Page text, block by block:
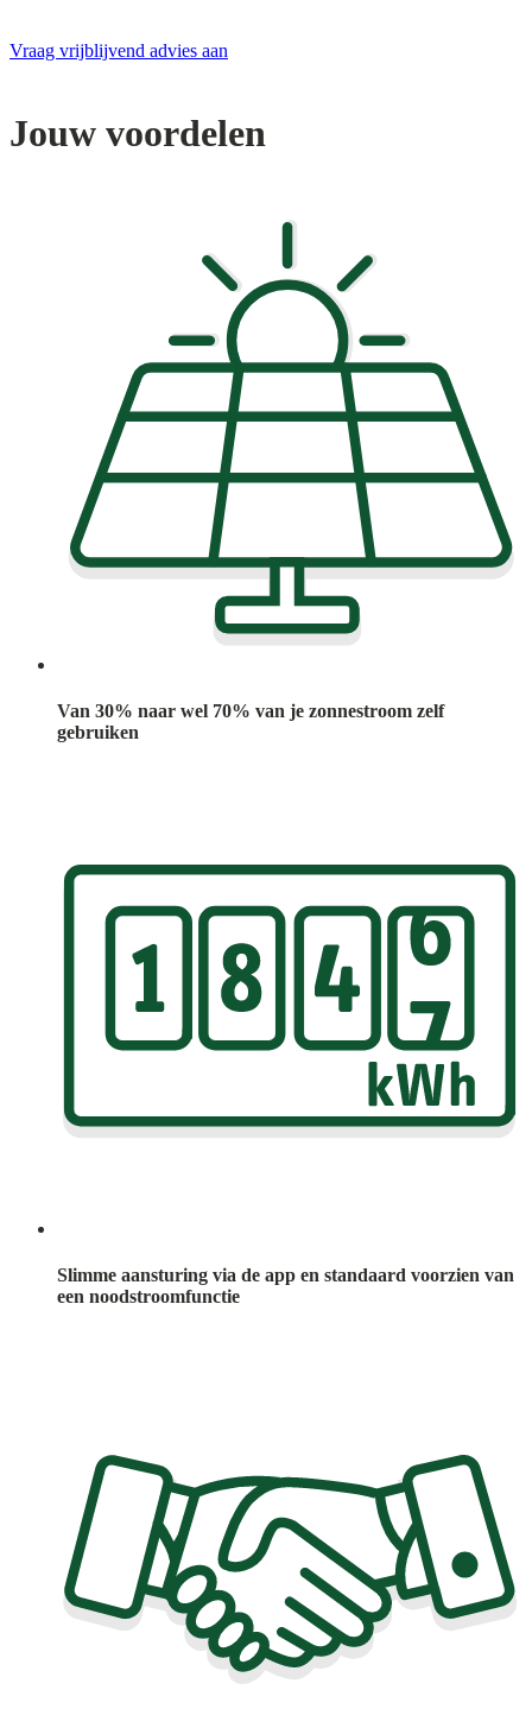
Vraag vrijblijvend advies aan
Jouw voordelen
Van 30% naar wel 70% van je zonnestroom zelf
gebruiken
Slimme aansturing via de app en standaard voorzien van
een noodstroomfunctie